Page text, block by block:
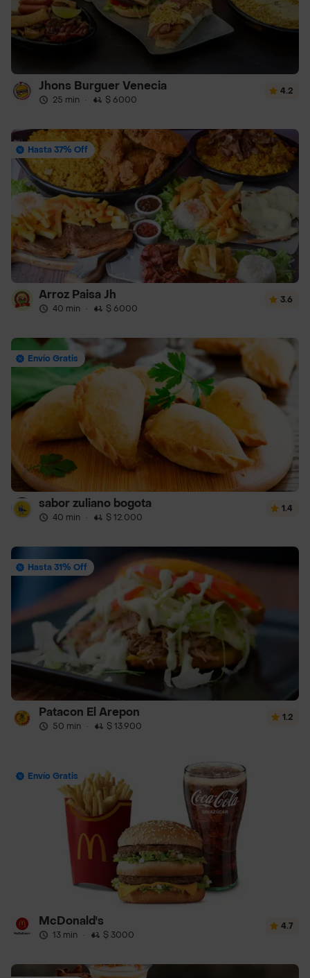
Jhons Burguer Venecia
25 min · $ 6000
4.2
Hasta 37% Off
Arroz Paisa Jh
40 min · $ 6000
3.6
Envío Gratis
sabor zuliano bogota
40 min · $ 12.000
1.4
Hasta 31% Off
Patacon El Arepon
50 min · $ 13.900
1.2
Envío Gratis
McDonald's
13 min · $ 3000
4.7